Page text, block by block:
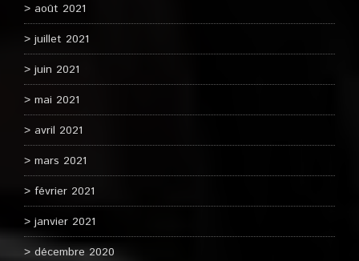
août 2021
juillet 2021
juin 2021
mai 2021
avril 2021
mars 2021
février 2021
janvier 2021
décembre 2020